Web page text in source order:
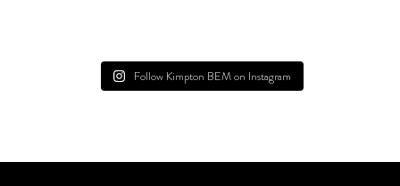
Follow Kimpton BEM on Instagram